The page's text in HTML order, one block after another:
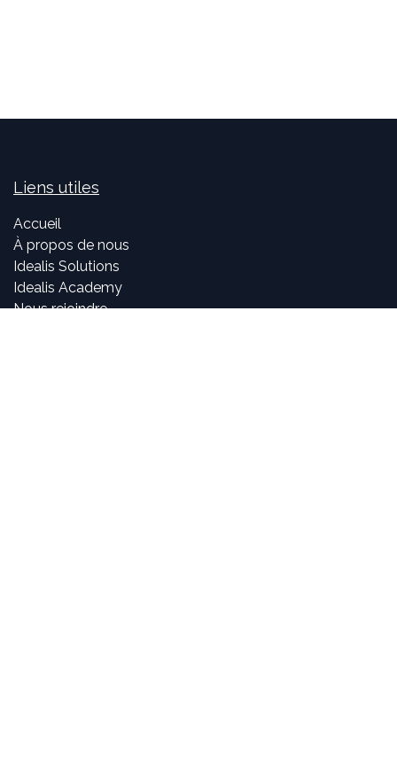
Liens utiles
Accueil
À propos de nous
Idealis Solutions
Idealis Academy
Nous rejoindre